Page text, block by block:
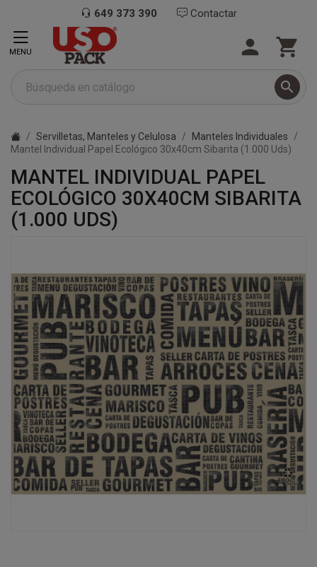
649 373 390 Contactar

 
MENU
Servilletas, Manteles y Celulosa
Manteles Individuales
Mantel Individual Papel Ecológico 30x40cm Sibarita (1.000 Uds)
MANTEL INDIVIDUAL PAPEL
ECOLÓGICO 30X40CM SIBARITA
(1.000 UDS)